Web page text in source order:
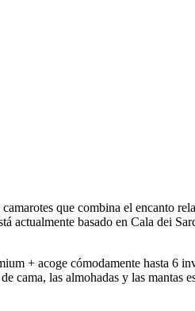
que combina el encanto
actualmente basado en Cala dei
+ acoge cómodamente hasta
cama, las almohadas y las